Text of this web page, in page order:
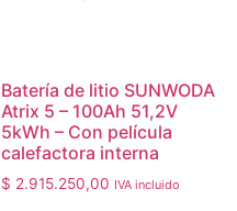
Batería de litio SUNWODA
Atrix 5 – 100Ah 51,2V
5kWh – Con película
calefactora interna
$ 2.915.250,00 IVA incluido